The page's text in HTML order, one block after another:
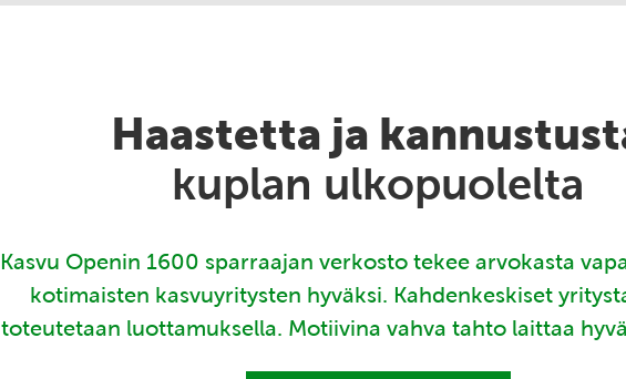
Haastetta ja
kuplan ulkopuolelta
Kasvu Openin 1600 sparraajan verkosto tekee arvokasta
kotimaisten kasvuyritysten hyväksi. Kahdenkeskiset
toteutetaan luottamuksella. Motiivina vahva tahto laittaa